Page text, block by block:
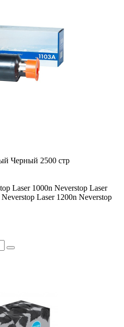
Черный 2500 стр
Laser 1000n Neverstop Laser
Neverstop Laser 1200n Neverstop